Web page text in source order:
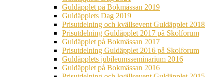
Guldäpplet på Bokmässan 2019
Guldäpplets Dag 2019
Prisutdelning och kvällsevent Guldäpplet 2018
Prisutdelning Guldäpplet 2017 på Skolforum
Guldäpplet på Bokmässan 2017
Prisutdelning Guldäpplet 2016 på Skolforum
Guldäpplets jubileumsseminarium 2016
Guldäpplet på Bokmässan 2016